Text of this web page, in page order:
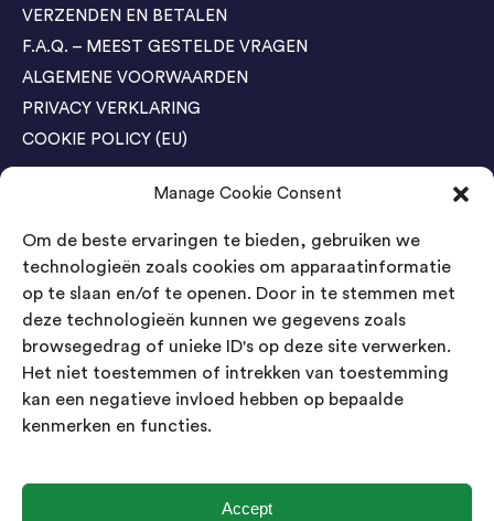
Manage Cookie Consent
Om de beste ervaringen te bieden, gebruiken we
technologieën zoals cookies om apparaatinformatie
op te slaan en/of te openen. Door in te stemmen met
deze technologieën kunnen we gegevens zoals
browsegedrag of unieke ID's op deze site verwerken.
Het niet toestemmen of intrekken van toestemming
kan een negatieve invloed hebben op bepaalde
kenmerken en functies.
Accept
VERZENDEN EN BETALEN
F.A.Q. – MEEST GESTELDE VRAGEN
ALGEMENE VOORWAARDEN
PRIVACY VERKLARING
COOKIE POLICY (EU)
Agenda Trade Shows
04-05 November / SVG FAIR Winterswijk
Bestel GRATIS kaarten
24-26 March / IAW Trade Fair - Cologne
Bestel GRATIS kaarten
Contact